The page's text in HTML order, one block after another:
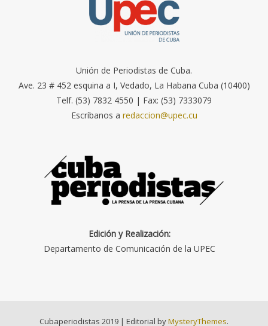
Unión de Periodistas de Cuba.
Ave. 23 # 452 esquina a I, Vedado, La Habana Cuba (10400)
Telf. (53) 7832 4550 | Fax: (53) 7333079
Escríbanos a redaccion@upec.cu
Edición y Realización:
Departamento de Comunicación de la UPEC
Cubaperiodistas 2019 | Editorial byMysteryThemes.